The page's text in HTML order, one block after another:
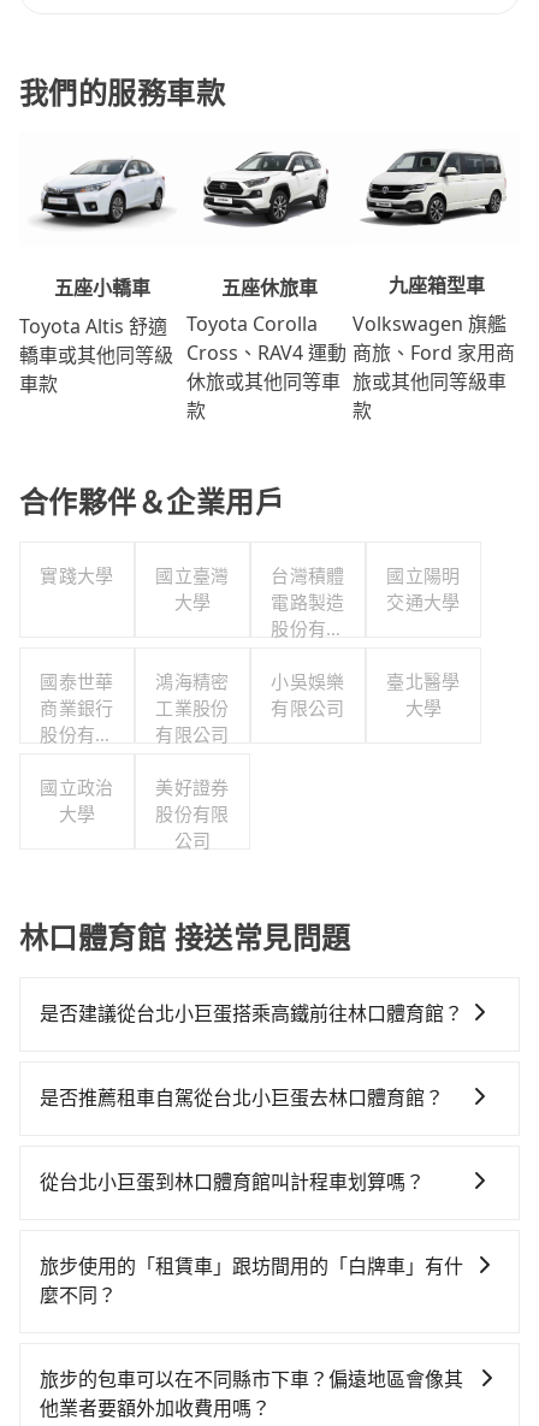
我們的服務車款
五座小轎車
Toyota Altis 舒適
轎車或其他同等級
車款
五座休旅車
Toyota Corolla
Cross、RAV4 運動
休旅或其他同等車
款
九座箱型車
Volkswagen 旗艦
商旅、Ford 家用商
旅或其他同等級車
款
合作夥伴＆企業用戶
實踐大學
國立臺灣
大學
台灣積體
電路製造
股份有限
國立陽明
交通大學
國泰世華
商業銀行
股份有限
鴻海精密
工業股份
有限公司
小吳娛樂
有限公司
臺北醫學
大學
國立政治
大學
美好證券
股份有限
公司
林口體育館 接送常見問題
是否建議從台北小巨蛋搭乘高鐵前往林口體育館？
費時、轉車麻煩！從最早06:26一直到23:00，台北-桃園
約300元、車程約17分鐘。抵達高鐵站後，步行進站、
人票價160元，再用5分鐘出站、等待車站前排班的計程
車，搭上小黃後約花42分鐘、車費700元後，抵達林口
果全程使用tripool並到府專車接送，則僅需花費約940
元，費時46分鐘。選擇搭乘高鐵而不預約包車，不僅至
是否推薦租車自駕從台北小巨蛋去林口體育館？
花費可能不小。租車公司一般以天為單位計費，小轎車
約$4,500，油錢（每公里約3元）、eTag（每公里約1
元）、路邊停車（每小時約40元）、保險費、罰單另
不然就是需要一次租用多天，如此預計小轎車的花費至
少$2,100、九人座$5,100起。透過app預約tripool的單
從台北小巨蛋到林口體育館叫計程車划算嗎？
灣大車隊、Uber、Line Taxi、Yoxi等，如果在路邊攔不
到車，也可考慮打電話至台北小巨蛋附近的計程車隊，
的專車服務可再更便宜。綜合以上，無論在價格或服務
品質上，tripool都是你從台北小巨蛋到林口體育館的最
旅步使用的「租賃車」跟坊間用的「白牌車」有什
麼不同？
字的「R」開頭，受車隊嚴格管理及審核後才可入隊，成
為旅步貴賓服務用車。與一些私家車充當營業用車違法
旅步的包車可以在不同縣市下車？偏遠地區會像其
他業者要額外加收費用嗎？